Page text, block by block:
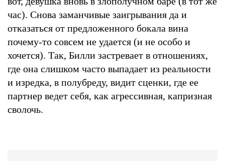
час). Снова заманчивые заигрывания да и
отказаться от предложенного бокала вина
почему-то совсем не удается (и не особо и
хочется). Так, Билли застревает в отношениях,
где она слишком часто выпадает из реальности
и изредка, в полубреду, видит сценки, где ее
партнер ведет себя, как агрессивная, капризная
сволочь.